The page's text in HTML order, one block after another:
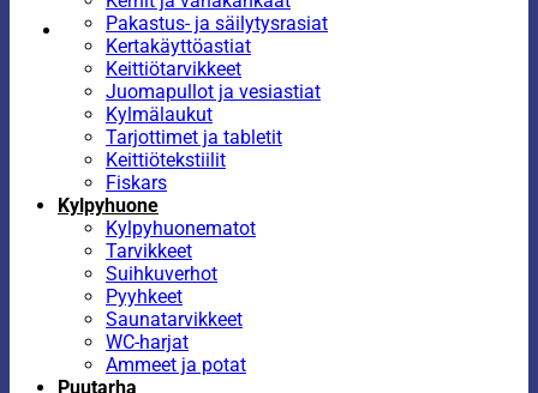
Pakastus- ja säilytysrasiat
Kertakäyttöastiat
Keittiötarvikkeet
Juomapullot ja vesiastiat
Kylmälaukut
Tarjottimet ja tabletit
Keittiötekstiilit
Fiskars
Kylpyhuone
Kylpyhuonematot
Tarvikkeet
Suihkuverhot
Pyyhkeet
Saunatarvikkeet
WC-harjat
Ammeet ja potat
Puutarha